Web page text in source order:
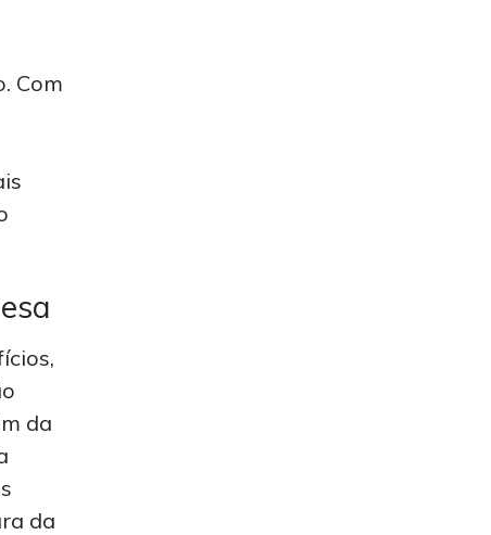
Com
da
da